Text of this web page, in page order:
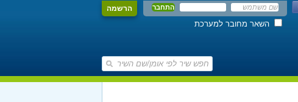
הרשמה
השאר מחובר למערכת